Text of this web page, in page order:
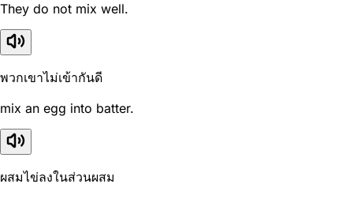
They do not mix well.
พวกเขาไม่เข้ากันดี
mix an egg into batter.
ผสมไข่ลงในส่วนผสม